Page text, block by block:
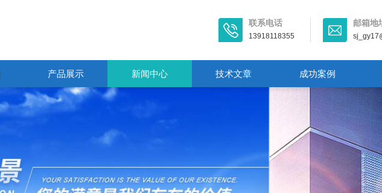
联系电话
13918118355
邮箱地
产品展示 新闻中心 技术文章 成功案例